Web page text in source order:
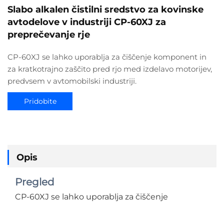
Slabo alkalen čistilni sredstvo za kovinske
avtodelove v industriji CP-60XJ za
preprečevanje rje
CP-60XJ se lahko uporablja za čiščenje komponent in
za kratkotrajno zaščito pred rjo med izdelavo motorijev,
predvsem v avtomobilski industriji.
Pridobite
Opis
Pregled
CP-60XJ se lahko uporablja za čiščenje